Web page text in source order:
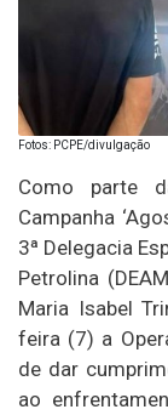
Fotos: PCPE/divulgação
Como parte
Campanha
3ª Delegacia
Petrolina
Maria Isabel
feira (7) a
de dar
ao